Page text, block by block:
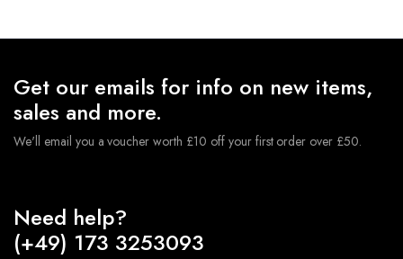
Get our emails for info on new items,
sales and more.
We'll email you a voucher worth £10 off your first order over £50.
Need help?
(+49) 173 3253093